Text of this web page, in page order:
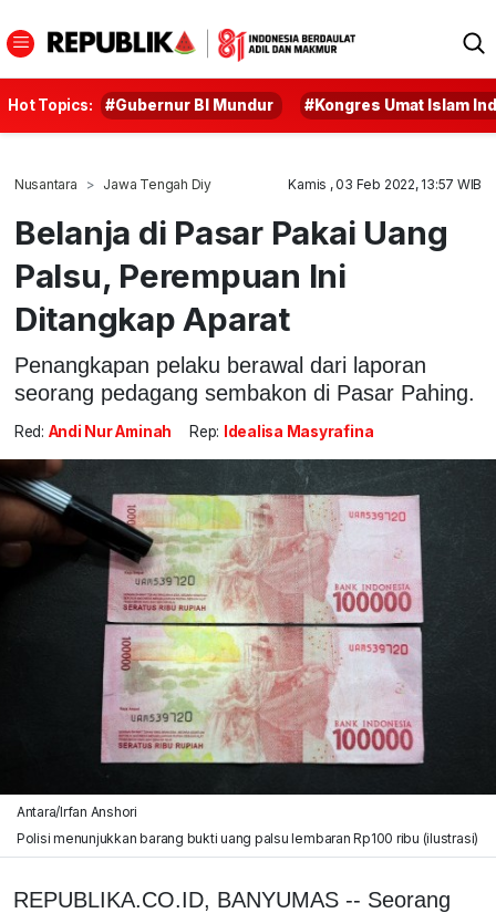
Hot Topics: #Gubernur BI Mundur #Kongres Umat Islam
Nusantara Jawa Tengah Diy Kamis , 03 Feb 2022, 13:57 WIB
Belanja di Pasar Pakai Uang
Palsu, Perempuan Ini
Ditangkap Aparat
Penangkapan pelaku berawal dari laporan
seorang pedagang sembakon di Pasar Pahing.
Red: Andi Nur Aminah Rep: Idealisa Masyrafina
Antara/Irfan Anshori
Polisi menunjukkan barang bukti uang palsu lembaran Rp100 ribu (ilustrasi)
REPUBLIKA.CO.ID, BANYUMAS -- Seorang